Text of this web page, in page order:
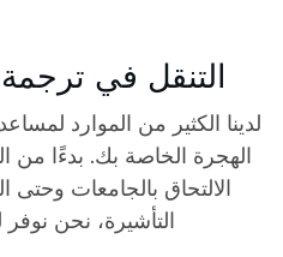
التنقل في ترجمة
لدينا الكثير من الموارد
الهجرة الخاصة بك. بدءًا من
الالتحاق بالجامعات وحتى
التأشيرة، نحن